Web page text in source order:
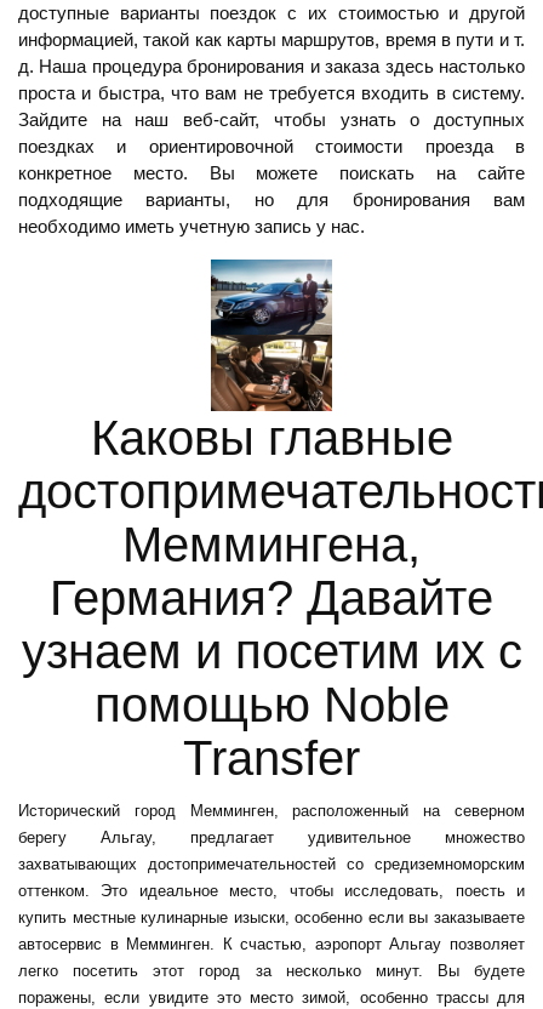
доступные варианты поездок с их стоимостью и другой
информацией, такой как карты маршрутов, время в пути и т.
д. Наша процедура бронирования и заказа здесь настолько
проста и быстра, что вам не требуется входить в систему.
Зайдите на наш веб-сайт, чтобы узнать о доступных
поездках и ориентировочной стоимости проезда в
конкретное место. Вы можете поискать на сайте
подходящие варианты, но для бронирования вам
необходимо иметь учетную запись у нас.
Каковы главные
Меммингена,
Германия? Давайте
узнаем и посетим их с
помощью Noble
Transfer
Исторический город Мемминген, расположенный на северном
берегу Альгау, предлагает удивительное множество
захватывающих достопримечательностей со средиземноморским
оттенком. Это идеальное место, чтобы исследовать, поесть и
купить местные кулинарные изыски, особенно если вы заказываете
автосервис в Мемминген . К счастью, аэропорт Альгау позволяет
легко посетить этот город за несколько минут. Вы будете
поражены, если увидите это место зимой, особенно трассы для